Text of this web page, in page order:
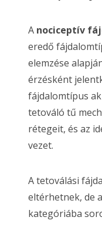
A nociceptív
eredő
elemzése
érzésként
fájdalomtípus
tetováló tű
rétegeit, és az
vezet.
A tetoválási
eltérhetnek, de
kategóriába